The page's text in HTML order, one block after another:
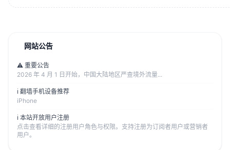
网站公告
⚠️ 重要公告
2026 年 4 月 1 日开始，中国大陆地区严查境外流量...
ℹ️ 翻墙手机设备推荐
iPhone
ℹ️ 本站开放用户注册
点击查看详细的注册用户角色与权限。支持注册为订阅者用户或营销者
用户。